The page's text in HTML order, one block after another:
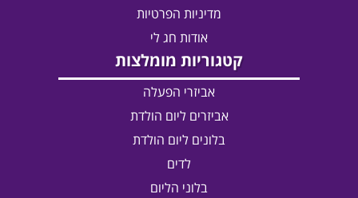
מדיניות הפרטיות
אודות חג לי
קטגוריות מומלצות
אביזרי הפעלה
אביזרים ליום הולדת
בלונים ליום הולדת
לדים
בלוני הליום